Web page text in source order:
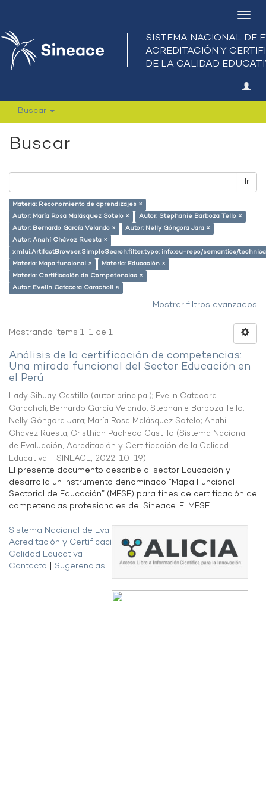
Buscar
Buscar
Ir
Materia: Reconomiento de aprendizajes ×
Autor: María Rosa Malásquez Sotelo ×
Autor: Stephanie Barboza Tello ×
Autor: Bernardo García Velando ×
Autor: Nelly Góngora Jara ×
Autor: Anahí Chávez Ruesta ×
xmlui.ArtifactBrowser.SimpleSearch.filter.type: info:eu-repo/semantics/
Materia: Mapa funcional ×
Materia: Educación ×
Materia: Certificación de Competencias ×
Autor: Evelin Catacora Caracholi ×
Mostrar filtros avanzados
Mostrando ítems 1-1 de 1
Análisis de la certificación de competencias:
Una mirada funcional del Sector Educación en
el Perú
Lady Sihuay Castillo (autor principal); Evelin Catacora
Caracholi; Bernardo García Velando; Stephanie Barboza Tello;
Nelly Góngora Jara; María Rosa Malásquez Sotelo; Anahí
Chávez Ruesta; Cristhian Pacheco Castillo (Sistema Nacional
de Evaluación, Acreditación y Certificación de la Calidad
Educativa - SINEACE, 2022-10-19)
El presente documento describe al sector Educación y
desarrolla un instrumento denominado “Mapa Funcional
Sectorial de Educación” (MFSE) para fines de certificación de
competencias profesionales del Sineace. El MFSE ...
Sistema Nacional de Evaluación,
Acreditación y Certificación de la
Calidad Educativa
Contacto
Sugerencias